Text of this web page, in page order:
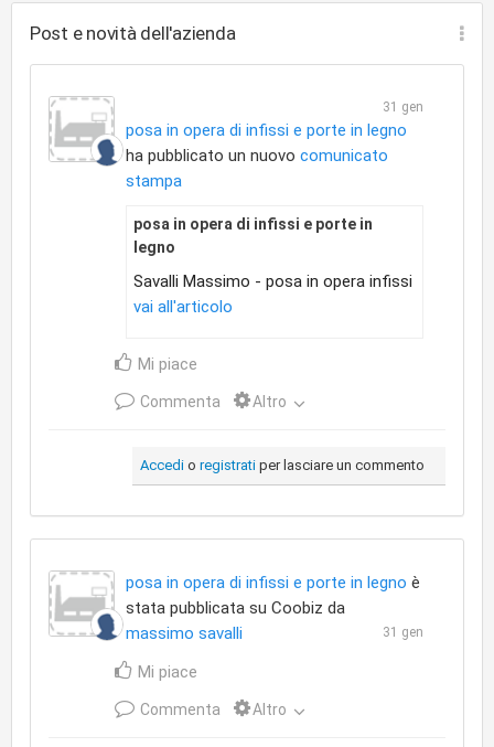
Post e novità dell'azienda
31 gen
posa in opera di infissi e porte in legno
ha pubblicato un nuovo comunicato
stampa
posa in opera di infissi e porte in
legno
Savalli Massimo - posa in opera infissi
vai all'articolo
Mi piace
Commenta Altro
Accedi o registrati per lasciare un commento
posa in opera di infissi e porte in legno è
stata pubblicata su Coobiz da
massimo savalli
31 gen
Mi piace
Commenta Altro